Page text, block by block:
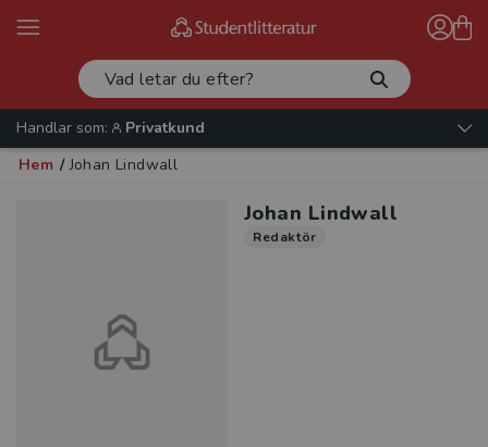
Handlar som:
Privatkund
Hem / Johan Lindwall
Johan Lindwall
Redaktör